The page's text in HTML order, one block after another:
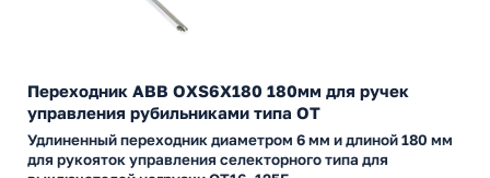
Переходник ABB OXS6X180 180мм для ручек
управления рубильниками типа ОТ
Удлиненный переходник диаметром 6 мм и длиной 180 мм
для рукояток управления селекторного типа для